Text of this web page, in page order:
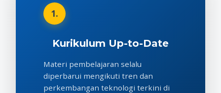
1.
Kurikulum Up-to-Date
Materi pembelajaran selalu
diperbarui mengikuti tren dan
perkembangan teknologi terkini di